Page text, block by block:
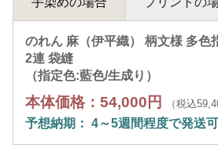
のれん 麻（伊平織） 柄文様 多色
2連 袋縫
（指定色:藍色/生成り）
本体価格：54,000円 （税込
予想納期： 4～5週間程度で発送